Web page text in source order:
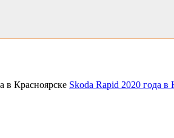
Skoda Rapid 2020 года в